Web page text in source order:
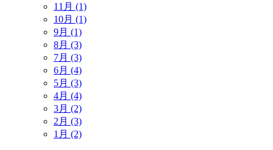
11月 (1)
10月 (1)
9月 (1)
8月 (3)
7月 (3)
6月 (4)
5月 (3)
4月 (4)
3月 (2)
2月 (3)
1月 (2)